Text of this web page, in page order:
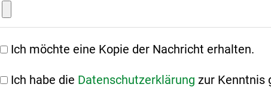
Ich möchte eine Kopie der Nachricht erhalten.
Ich habe die Datenschutzerklärung zur Kenntnis